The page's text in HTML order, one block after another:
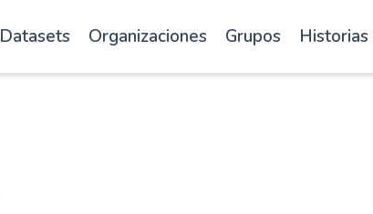
Datasets Organizaciones Grupos Historias